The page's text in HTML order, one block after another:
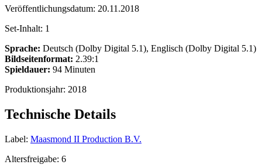
Veröffentlichungsdatum: 20.11.2018
Set-Inhalt: 1
Sprache: Deutsch (Dolby Digital 5.1), Englisch (Dolby Digital 5.1)
Bildseitenformat: 2.39:1
Spieldauer: 94 Minuten
Produktionsjahr: 2018
Technische Details
Label: Maasmond II Production B.V.
Altersfreigabe: 6